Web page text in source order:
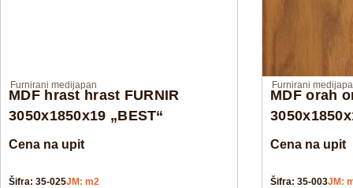
Furnirani medijapan
MDF hrast hrast FURNIR
3050x1850x19 „BEST“
Cena na upit
Šifra: 35-025JM: m2
Furnirani
MDF orah
Cena na upit
Šifra: 35-003JM: